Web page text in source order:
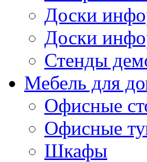
Доски
Доски
Стенды
Мебель для
Офисные
Офисные
Шкафы